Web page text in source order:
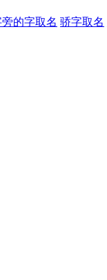
的字取名 骄字取名